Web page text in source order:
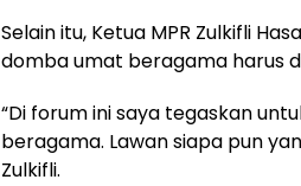
Selain itu, Ketua MPR Zulkifli
domba umat beragama harus
“Di forum ini saya tegaskan
beragama. Lawan siapa pun
Zulkifli.